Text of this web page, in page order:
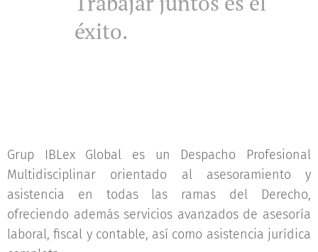
éxito.
Grup IBLex Global es un Despacho Profesional
Multidisciplinar orientado al asesoramiento y
asistencia en todas las ramas del Derecho,
ofreciendo además servicios avanzados de asesoría
laboral, fiscal y contable, así como asistencia jurídica